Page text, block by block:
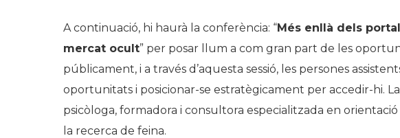
A continuació, hi haurà la conferència: “Més enllà dels
mercat ocult” per posar llum a com gran part de les
públicament, i a través d’aquesta sessió, les persones
oportunitats i posicionar-se estratègicament per accedir-hi. La
psicòloga, formadora i consultora especialitzada en orientació
la recerca de feina.